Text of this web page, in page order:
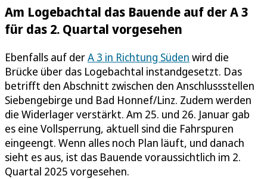
Am Logebachtal das Bauende auf der A 3
für das 2. Quartal vorgesehen
Ebenfalls auf derA 3 in Richtung Süden wird die
Brücke über das Logebachtal instandgesetzt. Das
betrifft den Abschnitt zwischen den Anschlussstellen
Siebengebirge und Bad Honnef/Linz. Zudem werden
die Widerlager verstärkt. Am 25. und 26. Januar gab
es eine Vollsperrung, aktuell sind die Fahrspuren
eingeengt. Wenn alles noch Plan läuft, und danach
sieht es aus, ist das Bauende voraussichtlich im 2.
Quartal 2025 vorgesehen.